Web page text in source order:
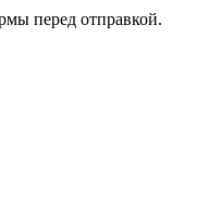
перед отправкой.